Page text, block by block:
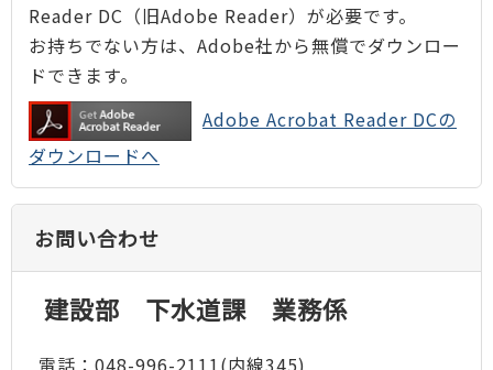
Reader DC（旧Adobe Reader）が必要です。
お持ちでない方は、Adobe社から無償でダウンロー
ドできます。
Adobe Acrobat Reader DCの
ダウンロードへ
お問い合わせ
建設部 下水道課 業務係
電話：048-996-2111(内線345)